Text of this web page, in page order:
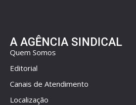
A AGÊNCIA SINDICAL
Quem Somos
Editorial
Canais de Atendimento
Localização